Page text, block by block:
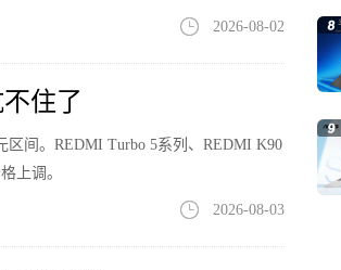
2026-08-02
住了
间。REDMI Turbo 5系列、REDMI K90
上调。
2026-08-03